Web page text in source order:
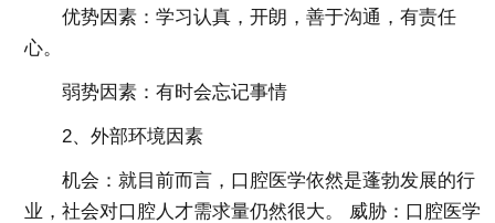
优势因素：学习认真，开朗，善于沟通，有责任
心。
弱势因素：有时会忘记事情
2、外部环境因素
机会：就目前而言，口腔医学依然是蓬勃发展的行
业，社会对口腔人才需求量仍然很大。 威胁：口腔医学